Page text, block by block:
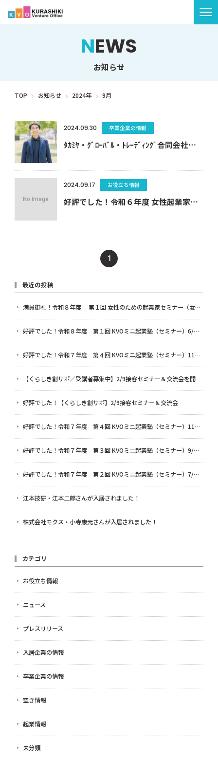
よくある質問
KVOについて
お知らせ
お問い合わせ
NEWS
お知らせ
TOP お知らせ 2024年 9月
2024.09.30 卒業企業の情報
ﾀｶﾐﾔ・ｸﾞﾛｰﾊﾞﾙ・ﾄﾚｰﾃﾞｨﾝｸﾞ合同会社・高見誠さんが卒業されました！
2024.09.17 お役立ち情報
好評でした！令和６年度 女性起業家セミナー＆交流会（10/18）
1
最近の投稿
満員御礼！令和８年度 第１回 女性のための起業家セミナー（女性起業家セミナー＆交流会）（7/28）
好評でした！令和８年度 第１回 KVOミニ起業塾（セミナー）6/12 「発信」だけで終わらせない 起業家のためのSNS・LINE活用術 〜フォロワー数より大切な集客の鉄則〜
好評でした！令和７年度 第４回 KVOミニ起業塾（セミナー）11/7 まだ間に合う！AIとクラウド会計を使った確定申告のための超かんたん帳簿作り
【くらしき創サポ／受講者募集中】2/9接客セミナー＆交流会を開催します！
好評でした！【くらしき創サポ】2/9接客セミナー＆交流会
好評でした！令和７年度 第４回 KVOミニ起業塾（セミナー）11/7 まだ間に合う！AIとクラウド会計を使った確定申告のための超かんたん帳簿作り
好評でした！令和７年度 第３回 KVOミニ起業塾（セミナー）9/5 BEから始まるビジネスモデルセミナー ～好き×社会課題解決編～
好評でした！令和７年度 第２回 KVOミニ起業塾（セミナー）7/4 「好き」だけで起業!?」〜起業時やってよかった5つのこと〜
江本技研・江本二郎さんが入居されました！
株式会社モクス・小寺康元さんが入居されました！
カテゴリ
お役立ち情報
ニュース
プレスリリース
入居企業の情報
卒業企業の情報
空き情報
起業情報
未分類